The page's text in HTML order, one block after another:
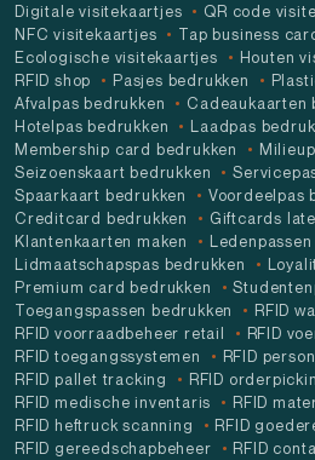
Digitale visitekaartjes
QR code
NFC visitekaartjes
Tap business
Ecologische visitekaartjes
Houten
RFID shop
Pasjes bedrukken
Afvalpas bedrukken
Cadeaukaarten
Hotelpas bedrukken
Laadpas
Membership card bedrukken
Seizoenskaart bedrukken
Spaarkaart bedrukken
Voordeelpas
Creditcard bedrukken
Giftcards
Klantenkaarten maken
Lidmaatschapspas bedrukken
Premium card bedrukken
Toegangspassen bedrukken
RFID
RFID voorraadbeheer retail
RFID
RFID toegangssystemen
RFID
RFID pallet tracking
RFID
RFID medische inventaris
RFID
RFID heftruck scanning
RFID
RFID gereedschapbeheer
RFID